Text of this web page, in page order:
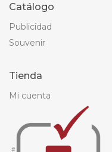
Catálogo
Publicidad
Souvenir
Tienda
Mi cuenta